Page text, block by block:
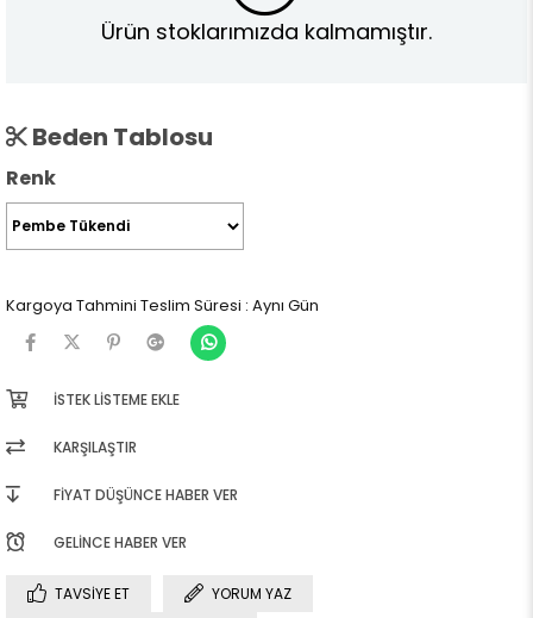
Ürün stoklarımızda kalmamıştır.
Beden Tablosu
Renk
Kargoya Tahmini Teslim Süresi : Aynı Gün
İSTEK LISTEME EKLE
KARŞILAŞTIR
FIYAT DÜŞÜNCE HABER VER
GELINCE HABER VER
TAVSIYE ET
YORUM YAZ